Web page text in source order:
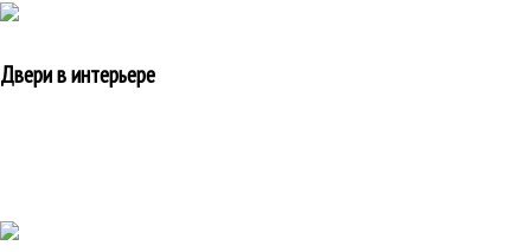
Двери в интерьере